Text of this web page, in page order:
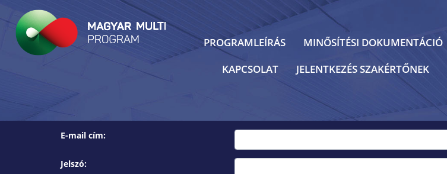
PROGRAMLEÍRÁS MINŐSÍTÉSI DOKUMENTÁCIÓ
KAPCSOLAT
JELENTKEZÉS SZAKÉRTŐNEK
E-mail cím:
Jelszó: